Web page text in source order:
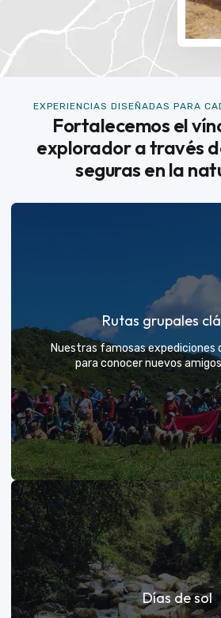
EXPERIENCIAS DISEÑADAS PARA
Fortalecemos el
explorador a través
seguras en la
Rutas grupales
Nuestras famosas expediciones
para conocer nuevos
Rutas grupales
Únete a la manada y descubre
Días de sol